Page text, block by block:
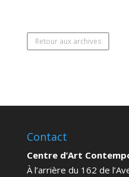
Retour aux archives
Contact
Centre d’Art
À l’arrière du 162 de